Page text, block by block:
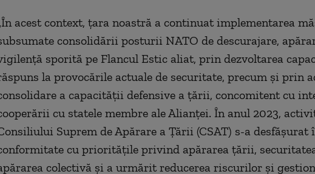
acest context, ţara noastră a continuat implementarea
consolidării posturii NATO de descurajare,
sporită pe Flancul Estic aliat, prin dezvoltarea
la provocările actuale de securitate, precum şi prin
a capacităţii defensive a ţării, concomitent cu
cu statele membre ale Alianţei. În anul 2023,
Suprem de Apărare a Ţării (CSAT) s-a desfăşurat
cu priorităţile privind apărarea ţării,
colectivă şi a urmărit reducerea riscurilor şi